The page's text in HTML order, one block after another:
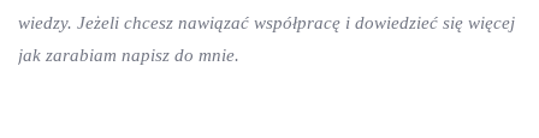
wiedzy. Jeżeli chcesz nawiązać współpracę i dowiedzieć się więcej
jak zarabiam napisz do mnie.